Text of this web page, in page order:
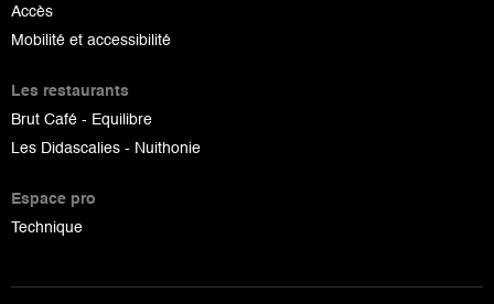
Accès
Mobilité et accessibilité
Les restaurants
Brut Café - Equilibre
Les Didascalies - Nuithonie
Espace pro
Technique